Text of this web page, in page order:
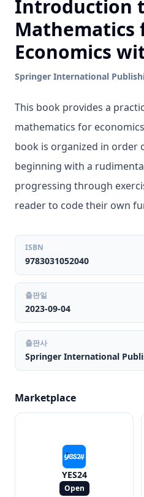
Introduction
Mathematics
Economics
Springer International
This book provides a
mathematics for
book is organized in order
beginning with a
progressing through
reader to code their own
ISBN
9783031052040
출판일
2023-09-04
출판사
Springer International
Marketplace
YES24
Open